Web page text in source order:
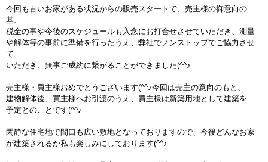
今回も古いお家がある状況からの販売スタートで、 売主様の御意向の
基、
税金の事や今後のスケジュールも入念にお打合せさせていただき、 測量
や解体等の事前に準備を行ったうえ、 弊社でノンストップでご協力させ
て
いただき、無事ご成約に繋がることができました(^^♪
売主様・買主様おめでとうございます(^^♪今回は売主の意向のもと、
建物解体後、買主様へお引渡のうえ、買主様は新築用地として建築を
予定とのことです(^^♪
閑静な住宅地で間口も広い敷地となっておりますので、今後どんなお家
が建築されるか私も楽しみにしております(^^♪